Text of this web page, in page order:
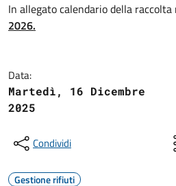
In allegato calendario della
2026.
Data:
Martedì, 16 Dicembre
2025
Condividi
Gestione rifiuti